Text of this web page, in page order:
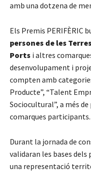
amb una dotzena de
Els Premis PERIFÈRIC
persones de les
Ports i altres
desenvolupament i
compten amb
Producte”, “Talent
Sociocultural”, a més
comarques participants.
Durant la jornada de
validaran les bases
una representació